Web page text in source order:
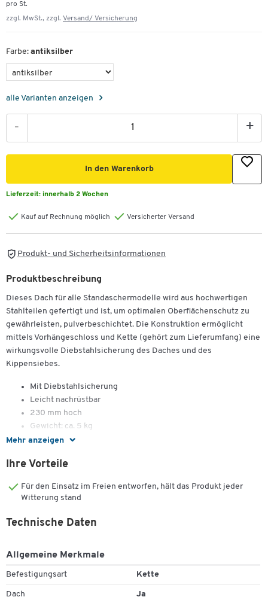
pro St.
zzgl. MwSt., zzgl. Versand/ Versicherung
Farbe: antiksilber
alle Varianten anzeigen
- +
In den Warenkorb
Lieferzeit: innerhalb 2 Wochen
Kauf auf Rechnung möglich Versicherter Versand
Produkt- und Sicherheitsinformationen
Mehr anzeigen
Produktbeschreibung
Dieses Dach für alle Standaschermodelle wird aus hochwertigen
Stahlteilen gefertigt und ist, um optimalen Oberflächenschutz zu
gewährleisten, pulverbeschichtet. Die Konstruktion ermöglicht
mittels Vorhängeschloss und Kette (gehört zum Lieferumfang) eine
wirkungsvolle Diebstahlsicherung des Daches und des
Kippensiebes.
Mit Diebstahlsicherung
Leicht nachrüstbar
230 mm hoch
Gewicht: ca. 5 kg
Ihre Vorteile
Für den Einsatz im Freien entworfen, hält das Produkt jeder
Witterung stand
Technische Daten
Allgemeine Merkmale
Befestigungsart Kette
Dach Ja